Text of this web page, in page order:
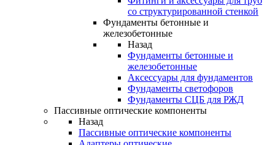
со структурированной стенкой
Фундаменты бетонные и
железобетонные
Назад
Фундаменты бетонные и
железобетонные
Аксессуары для фундаментов
Фундаменты светофоров
Фундаменты СЦБ для РЖД
Пассивные оптические компоненты
Назад
Пассивные оптические компоненты